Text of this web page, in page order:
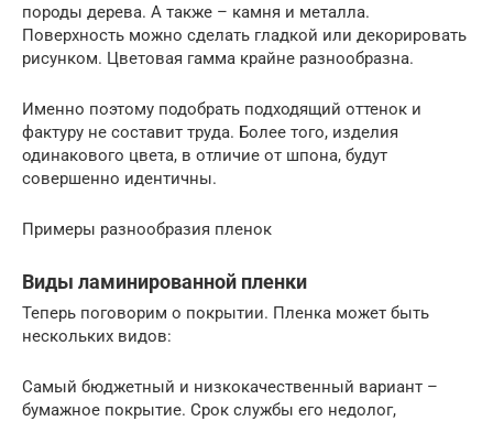
породы дерева. А также – камня и металла.
Поверхность можно сделать гладкой или декорировать
рисунком. Цветовая гамма крайне разнообразна.
Именно поэтому подобрать подходящий оттенок и
фактуру не составит труда. Более того, изделия
одинакового цвета, в отличие от шпона, будут
совершенно идентичны.
Примеры разнообразия пленок
Виды ламинированной пленки
Теперь поговорим о покрытии. Пленка может быть
нескольких видов:
Самый бюджетный и низкокачественный вариант –
бумажное покрытие. Срок службы его недолог,